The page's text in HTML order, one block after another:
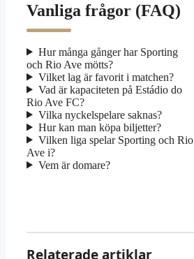
Vanliga frågor (FAQ)
Hur många gånger har Sporting
och Rio Ave mötts?
Vilket lag är favorit i matchen?
Vad är kapaciteten på Estádio do
Rio Ave FC?
Vilka nyckelspelare saknas?
Hur kan man köpa biljetter?
Vilken liga spelar Sporting och Rio
Ave i?
Vem är domare?
Relaterade artiklar